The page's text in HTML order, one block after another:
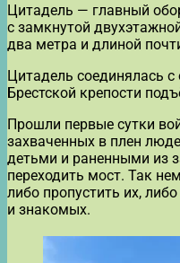
Цитадель — главный
с замкнутой
два метра и длиной
Цитадель соединялась
Брестской крепости
Прошли первые сутки
захваченных в плен
детьми и раненными из
переходить мост. Так
либо пропустить их,
и знакомых.